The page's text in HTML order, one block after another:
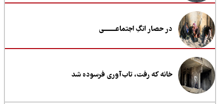
در حصار انگِ اجتماعــــــــی
خانه که رفت، تاب‌آوری فرسوده شد